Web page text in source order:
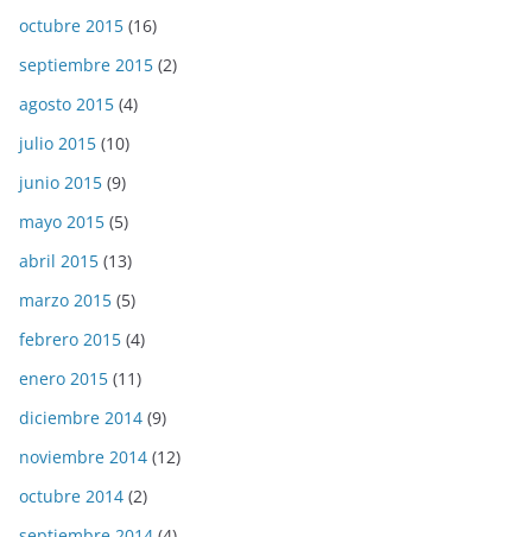
octubre 2015 (16)
septiembre 2015 (2)
agosto 2015 (4)
julio 2015 (10)
junio 2015 (9)
mayo 2015 (5)
abril 2015 (13)
marzo 2015 (5)
febrero 2015 (4)
enero 2015 (11)
diciembre 2014 (9)
noviembre 2014 (12)
octubre 2014 (2)